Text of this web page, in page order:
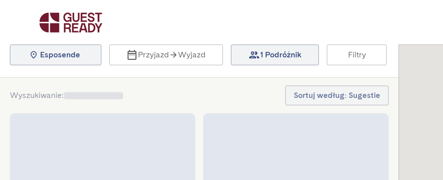
Esposende Przyjazd Wyjazd 1 Podróżnik Filtry
Wyszukiwanie: Sortuj według: Sugestie